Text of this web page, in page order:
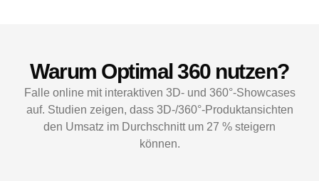
Warum Optimal 360 nutzen?
Falle online mit interaktiven 3D- und 360°-Showcases
auf. Studien zeigen, dass 3D-/360°-Produktansichten
den Umsatz im Durchschnitt um 27 % steigern
können.